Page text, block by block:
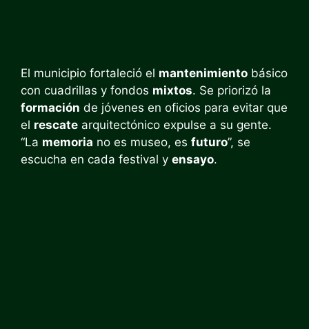
El municipio fortaleció el mantenimiento básico
con cuadrillas y fondos mixtos. Se priorizó la
formación de jóvenes en oficios para evitar que
el rescate arquitectónico expulse a su gente.
“La memoria no es museo, es futuro”, se
escucha en cada festival y ensayo.